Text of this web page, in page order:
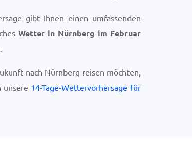
gibt Ihnen einen umfassenden
Wetter in Nürnberg im Februar
nach Nürnberg reisen möchten,
unsere 14-Tage-Wettervorhersage für